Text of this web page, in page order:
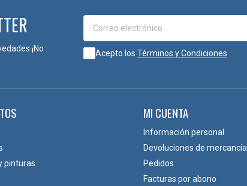
¡No
Acepto los Términos y Condiciones
pinturas
MI CUENTA
Información personal
Devoluciones de mercancía
Pedidos
Facturas por abono